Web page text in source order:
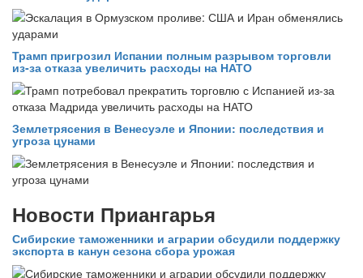
Трамп пригрозил Испании полным разрывом торговли
из‑за отказа увеличить расходы на НАТО
Землетрясения в Венесуэле и Японии: последствия и
угроза цунами
Новости Приангарья
Сибирские таможенники и аграрии обсудили поддержку
экспорта в канун сезона сбора урожая